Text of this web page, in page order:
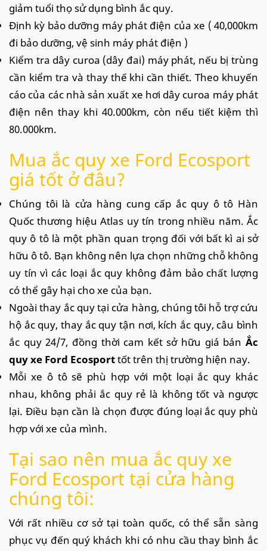
giảm tuổi thọ sử dụng bình ắc quy.
Định kỳ bảo dưỡng máy phát điện của xe ( 40,000km
đi bảo dưỡng, vệ sinh máy phát điện )
Kiểm tra dây curoa (dây đai) máy phát, nếu bị trùng
cần kiểm tra và thay thế khi cần thiết. Theo khuyến
cáo của các nhà sản xuất xe hơi dây curoa máy phát
điện nên thay khi 40.000km, còn nếu tiết kiệm thì
80.000km.
Mua ắc quy xe Ford Ecosport
giá tốt ở đâu?
Chúng tôi là cửa hàng cung cấp ắc quy ô tô Hàn
Quốc thương hiệu Atlas uy tín trong nhiều năm. Ắc
quy ô tô là một phần quan trọng đối với bất kì ai sở
hữu ô tô. Bạn không nên lựa chọn những chỗ không
uy tín vì các loại ắc quy không đảm bảo chất lượng
có thể gây hại cho xe của bạn.
Ngoài thay ắc quy tại cửa hàng, chúng tôi hỗ trợ cứu
hộ ắc quy, thay ắc quy tận nơi, kích ắc quy, câu bình
ắc quy 24/7, đồng thời cam kết sở hữu giá bán Ắc
quy xe Ford Ecosporttốt trên thị trường hiện nay.
Mỗi xe ô tô sẽ phù hợp với một loại ắc quy khác
nhau, không phải ắc quy rẻ là không tốt và ngược
lại. Điều bạn cần là chọn được đúng loại ắc quy phù
hợp với xe của mình.
Tại sao nên mua ắc quy xe
Ford Ecosport tại cửa hàng
chúng tôi:
Với rất nhiều cơ sở tại toàn quốc, có thể sẵn sàng
phục vụ đến quý khách khi có nhu cầu thay bình ắc